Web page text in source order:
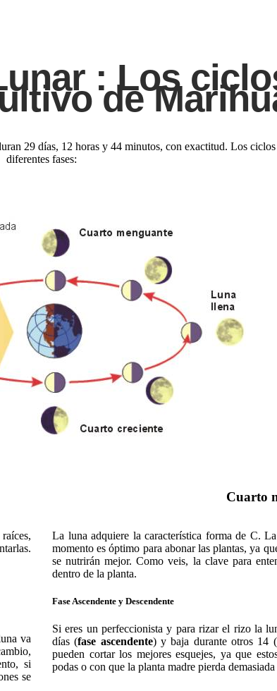
:Los
de
29 días, 12 horas y 44 minutos, con exactitud. Los
diferentes fases:
va
si
se
Cuarto
La luna adquiere la característica forma de C.
momento es óptimo para abonar las plantas, ya
se nutrirán mejor. Como veis, la clave para
dentro de la planta.
Fase Ascendente y Descendente
Si eres un perfeccionista y para rizar el rizo la
días (fase ascendente) y baja durante otros 14 (
pueden cortar los mejores esquejes, ya que
podas o con que la planta madre pierda